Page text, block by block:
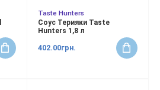
Taste Hunters
Соус Терияки Taste
Hunters 1,8 л
402.00грн.